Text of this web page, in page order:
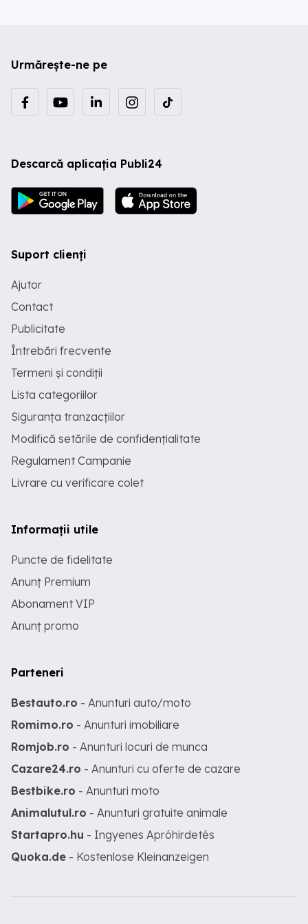
Urmărește-ne pe
Descarcă aplicația Publi24
Suport clienți
Ajutor
Contact
Publicitate
Întrebări frecvente
Termeni și condiții
Lista categoriilor
Siguranța tranzacțiilor
Modifică setările de confidențialitate
Regulament Campanie
Livrare cu verificare colet
Informații utile
Puncte de fidelitate
Anunț Premium
Abonament VIP
Anunț promo
Parteneri
Bestauto.ro - Anunturi auto/moto
Romimo.ro - Anunturi imobiliare
Romjob.ro - Anunturi locuri de munca
Cazare24.ro - Anunturi cu oferte de cazare
Bestbike.ro - Anunturi moto
Animalutul.ro - Anunturi gratuite animale
Startapro.hu - Ingyenes Apróhirdetés
Quoka.de - Kostenlose Kleinanzeigen